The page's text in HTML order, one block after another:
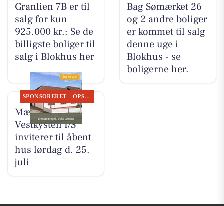
Granlien 7B er til
salg for kun
925.000 kr.: Se de
billigste boliger til
salg i Blokhus her
Bag Sømærket 26
og 2 andre boliger
er kommet til salg
denne uge i
Blokhus - se
boligerne her.
SPONSORERET OPSLAGSTAVLEN
Mæglerhuset
Vestkysten I/S
inviterer til åbent
hus lørdag d. 25.
juli